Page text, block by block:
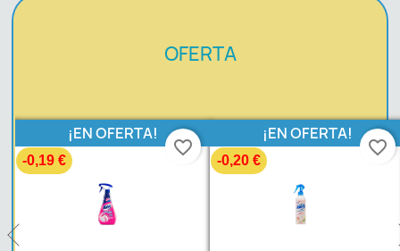
OFERTA
¡EN OFERTA!
-0,19 €
favorite_border
¡EN OFERTA!
-0,20 €
favorite_border